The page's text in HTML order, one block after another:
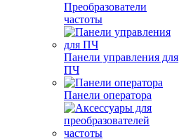
Преобразователи
частоты
Панели управления для
ПЧ
Панели оператора